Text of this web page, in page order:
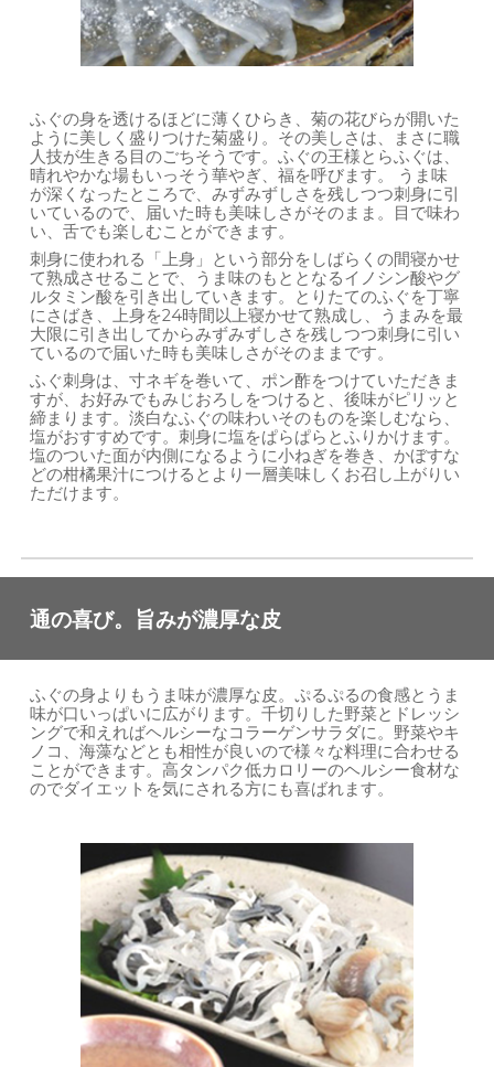
ふぐの身を透けるほどに薄くひらき、菊の花びらが開いた
ように美しく盛りつけた菊盛り。その美しさは、まさに職
人技が生きる目のごちそうです。ふぐの王様とらふぐは、
晴れやかな場もいっそう華やぎ、福を呼びます。 うま味
が深くなったところで、みずみずしさを残しつつ刺身に引
いているので、届いた時も美味しさがそのまま。目で味わ
い、舌でも楽しむことができます。
刺身に使われる「上身」という部分をしばらくの間寝かせ
て熟成させることで、うま味のもととなるイノシン酸やグ
ルタミン酸を引き出していきます。とりたてのふぐを丁寧
にさばき、上身を24時間以上寝かせて熟成し、うまみを最
大限に引き出してからみずみずしさを残しつつ刺身に引い
ているので届いた時も美味しさがそのままです。
ふぐ刺身は、寸ネギを巻いて、ポン酢をつけていただきま
すが、お好みでもみじおろしをつけると、後味がピリッと
締まります。淡白なふぐの味わいそのものを楽しむなら、
塩がおすすめです。刺身に塩をぱらぱらとふりかけます。
塩のついた面が内側になるように小ねぎを巻き、かぼすな
どの柑橘果汁につけるとより一層美味しくお召し上がりい
ただけます。
通の喜び。旨みが濃厚な皮
ふぐの身よりもうま味が濃厚な皮。ぷるぷるの食感とうま
味が口いっぱいに広がります。千切りした野菜とドレッシ
ングで和えればヘルシーなコラーゲンサラダに。野菜やキ
ノコ、海藻などとも相性が良いので様々な料理に合わせる
ことができます。高タンパク低カロリーのヘルシー食材な
のでダイエットを気にされる方にも喜ばれます。